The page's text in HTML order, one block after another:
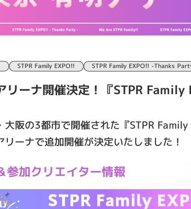
STPR Family EXPO!! STPR Family EXPO!! -Thanks
リーナ開催決定！『STPR
大阪の3都市で開催された『STPR
リーナで追加開催が決定いたしました！
加クリエイター情報